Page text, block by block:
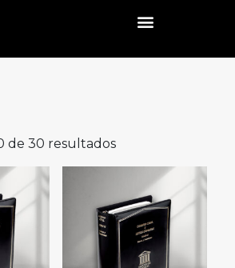
de 30 resultados